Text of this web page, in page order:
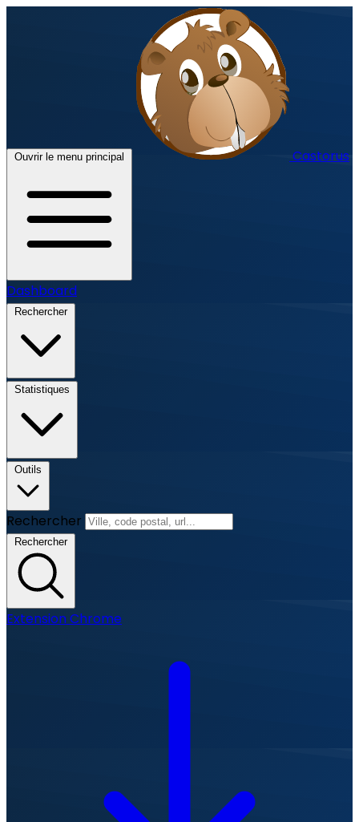
Ouvrir le menu principal Castorus
Dashboard
Rechercher
Statistiques
Outils
Rechercher
Rechercher
Extension Chrome